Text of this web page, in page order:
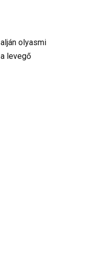
olyasmi
levegő